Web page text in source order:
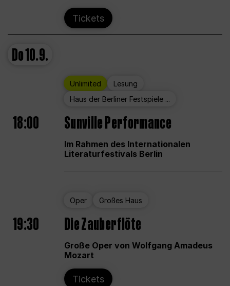
Tickets
Do10.9.
Unlimited
Lesung
Haus der Berliner Festspiele ...
18:00 Sunville Performance
Im Rahmen des Internationalen
Literaturfestivals Berlin
Oper Großes Haus
19:30 Die Zauberflöte
Große Oper von Wolfgang Amadeus
Mozart
Tickets